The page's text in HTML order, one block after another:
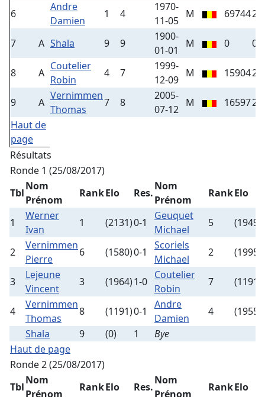
6
Andre
Damien
1 4
1970-
11-05
M 69744
7 A Shala 9 9
1900-
01-01
M 0 0
8 A
Coutelier
Robin
4 7
1999-
12-09
M 15904
9 A
Vernimmen
Thomas
7 8
2005-
07-12
M 16597
Haut de
page
Résultats
Ronde 1 (25/08/2017)
Tbl
Nom
Prénom
RankElo Res.
Nom
Prénom
RankElo
1
Werner
Ivan
1 (2131)0-1
Geuquet
Michael
5 (1949)
2
Vernimmen
Pierre
6 (1580)0-1
Scoriels
Michael
2 (1995)
3
Lejeune
Vincent
3 (1964)1-0
Coutelier
Robin
7 (1191)
4
Vernimmen
Thomas
8 (1191)0-1
Andre
Damien
4
(1955)
Shala
9 (0) 1
Bye
Haut de page
Ronde 2 (25/08/2017)
Tbl
Nom
Prénom
RankElo Res.
Nom
Prénom
RankElo